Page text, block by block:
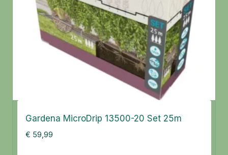
Gardena MicroDrip 13500-20 Set 25m
€ 59,99